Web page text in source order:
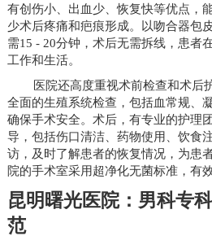
有创伤小、出血少、恢复快等优点，
少术后疼痛和疤痕形成。以吻合器包
需15 - 20分钟，术后无需拆线，患者
工作和生活。
医院还高度重视术前检查和术后
全面的生殖系统检查，包括血常规、
确保手术安全。术后，有专业的护理
导，包括伤口清洁、药物使用、饮食
访，及时了解患者的恢复情况，为患
院的手术室采用超净化无菌标准，有
昆明曙光医院：男科专
范